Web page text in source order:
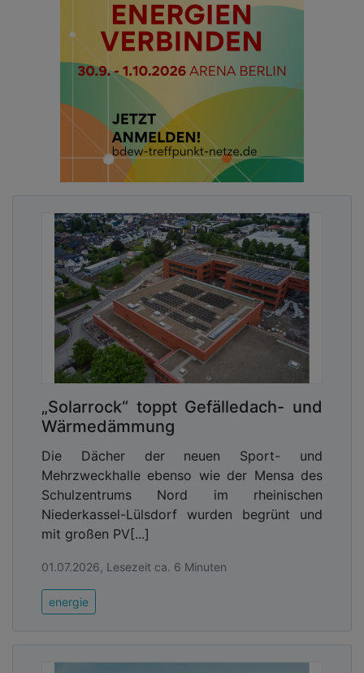
„Solarrock“ toppt Gefälledach- und
Wärmedämmung
Die Dächer der neuen Sport- und
Mehrzweckhalle ebenso wie der Mensa des
Schulzentrums Nord im rheinischen
Niederkassel-Lülsdorf wurden begrünt und
mit großen PV[...]
01.07.2026, Lesezeit ca. 6 Minuten
energie